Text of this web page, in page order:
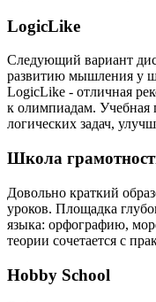
LogicLike
Следующий вариант
развитию мышления у
LogicLike - отличная
к олимпиадам. Учебная
логических задач,
Школа
Довольно краткий
уроков. Площадка
языка: орфографию,
теории сочетается с
Hobby School